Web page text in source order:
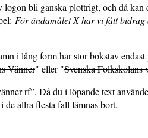
bli ganska plottrigt, och då kan
För ändamålet X har vi fått bidrag
i lång form har stor bokstav
Vänner" eller "Svenska Folkskolans
rf”. Då du i löpande text
de allra flesta fall lämnas bort.